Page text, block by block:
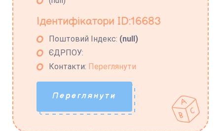
Ідентифікатори ID:16683
Поштовий Індекс: (null)
ЄДРПОУ:
Контакти: Переглянути
Переглянути